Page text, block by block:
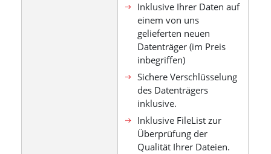
Inklusive Ihrer Daten auf
einem von uns
gelieferten neuen
Datenträger (im Preis
inbegriffen)
Sichere Verschlüsselung
des Datenträgers
inklusive.
Inklusive FileList zur
Überprüfung der
Qualität Ihrer Dateien.